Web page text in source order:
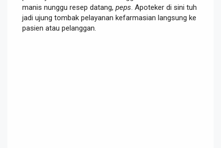
manis nunggu resep datang, peps . Apoteker di sini tuh
jadi ujung tombak pelayanan kefarmasian langsung ke
pasien atau pelanggan.